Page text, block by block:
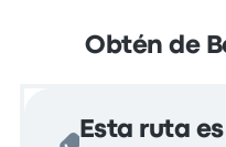
Obtén de
Esta ruta